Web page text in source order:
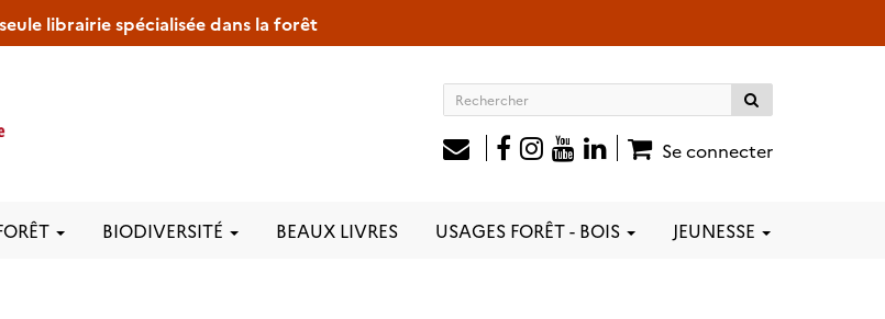
librairie spécialisée dans la forêt
Rechercher
site
Se connecter
BIODIVERSITÉ BEAUX LIVRES USAGES FORÊT - BOIS JEUNESSE